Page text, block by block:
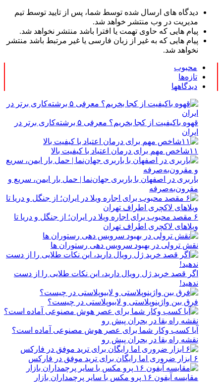
دیدگاه های ارسال شده توسط شما، پس از تایید توسط تیم
مدیریت در وب منتشر خواهد شد.
پیام هایی که حاوی تهمت یا افترا باشد منتشر نخواهد شد.
پیام هایی که به غیر از زبان فارسی یا غیر مرتبط باشد منتشر
نخواهد شد.
محبوب
تازه‌ها
دیدگاهها
قهوه باکیفیت از کجا بخریم؟ معرفی ۵ برشته‌کاری برتر در
ایران
۱۱شاخص مهم برای درمان اعتیاد با کیفیت بالا
باربری در اصفهان با باربری جهان‌نما | حمل بار ایمن، سریع و
مقرون‌به‌صرفه
۶ مقصد محبوب برای اجاره ویلا در ایران؛ از جنگل و دریا تا
ویلاهای لاکچری اطراف تهران
نقش ترولی در بهبود سرویس دهی رستوران ها
اگر قصد خرید ژل رویال دارید، این نکات طلایی را از دست
ندهید!
فرق بین واژینوپلاستی و لابیوپلاستی در چیست؟
آیا کسب وکار شما برای عصر هوش مصنوعی آماده است؟
نقشه راه بقا در بحران پیش رو
۶ ابزار ضروری اما رایگان برای ترید موفق در فارکس
مقایسه آیفون ۱۶ پرو مکس با سایر پرچمداران بازار